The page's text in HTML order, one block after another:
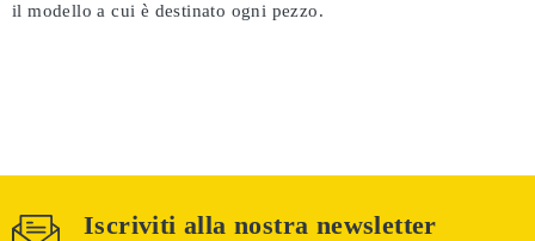
il modello a cui è destinato ogni pezzo.
Iscriviti alla nostra newsletter